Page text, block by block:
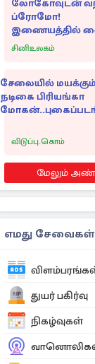
லோகோவுடன்
ப்ரோமோ!
இணையத்தில்
சினிஉலகம்
சேலையில் மயக்கும்
நடிகை பிரியங்கா
விடுப்பு.கொம்
மேலும்
எமது சேவைகள்
துயர் பகிர்வு
நிகழ்வுகள்